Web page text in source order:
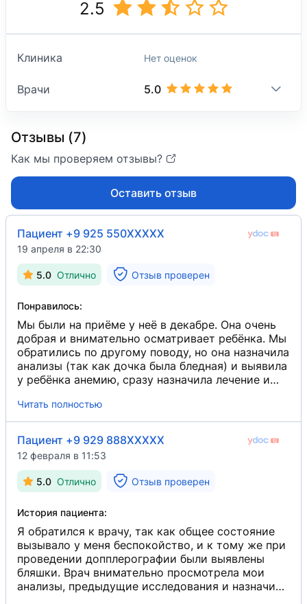
2.5
Клиника Нет оценок
Врачи 5.0
Отзывы (7)
Как мы проверяем отзывы?
Оставить отзыв
Пациент +9 925 550XXXXX
19 апреля в 22:30
5.0 Отлично Отзыв проверен
Понравилось:
Мы были на приёме у неё в декабре. Она очень
добрая и внимательно осматривает ребёнка. Мы
обратились по другому поводу, но она назначила
анализы (так как дочка была бледная) и выявила
у ребёнка анемию, сразу назначила лечение и
понравилась. Попасть к ней, правда, трудновато
— у неё много пациентов. Я всем рекомендую
её, она отличный врач.
Читать полностью
Пациент +9 929 888XXXXX
12 февраля в 11:53
5.0 Отлично Отзыв проверен
История пациента:
Я обратился к врачу, так как общее состояние
вызывало у меня беспокойство, и к тому же при
проведении допплерографии были выявлены
бляшки. Врач внимательно просмотрела мои
анализы, предыдущие исследования и назначила